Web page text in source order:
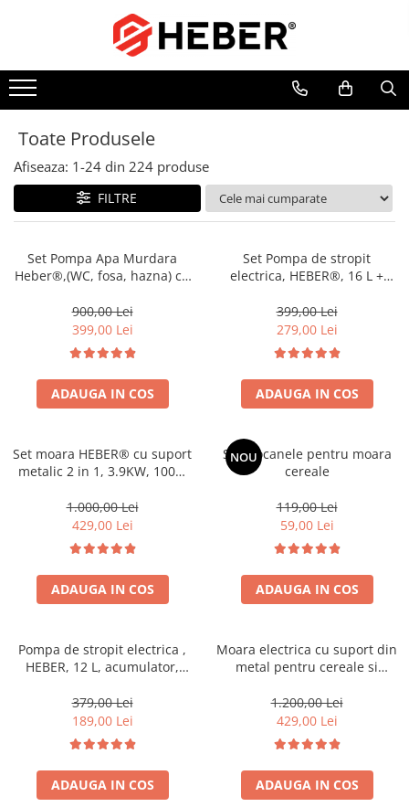
Toate Produsele
Mixere cu bol
Friteuze cu aer cald
Pompe de apa
Pompe submersibile
Pompe submersibile nisip
Pompe apa de suprafata
Motopompe
Hidrofoare
Hidrofor cu pompa submersibila
Pompe de stropit
Pompe de stropit electrice
Mori electrice
Accesorii mori electrice
Batoze de porumb
Zdrobitoare struguri, fructe si
legume
Aparate de sudura
Drujbe
Motoare electrice
Scule si Unelte Electrice
Toate Produsele
Afiseaza: 1-24 din 224 produse
FILTRE
Set Pompa Apa Murdara
Heber®,(WC, fosa, hazna) cu
+20m Furtun pompieri
2"+cuple metalice
900,00 Lei
399,00 Lei
ADAUGA IN COS
Set Pompa de stropit
electrica, HEBER®, 16 L +
399,00 Lei
279,00 Lei
ADAUGA IN COS
Set moara HEBER® cu suport
metalic 2 in 1, 3.9KW, 100%
macinat cereale, uruiala,
porumb boabe, stiuleti,
coceni, butuc cu 20 ciocanele,
4 site
1.000,00 Lei
429,00 Lei
ADAUGA IN COS
NOU
Set ciocanele pentru moara
cereale
119,00 Lei
59,00 Lei
ADAUGA IN COS
Pompa de stropit electrica ,
HEBER, 12 L, acumulator,
incluse
379,00 Lei
189,00 Lei
ADAUGA IN COS
Moara electrica cu suport din
metal pentru cereale si
Mare, motor 3,5 kw (100%
cupru), 3000 rpm, 300 kg/h, 4
site de rezerva, 20 ciocanele
1.200,00 Lei
429,00 Lei
ADAUGA IN COS